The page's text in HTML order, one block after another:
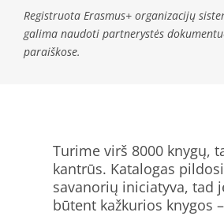
Registruota Erasmus+ organizacijų
galima naudoti partnerystės
paraiškose.
Turime virš 8000 knygų,
kantrūs. Katalogas
savanorių iniciatyva, tad
būtent kažkurios knygos